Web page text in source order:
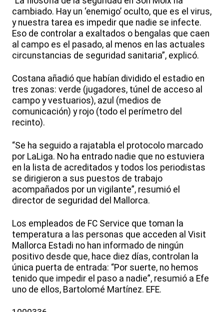
cambiado. Hay un ‘enemigo’ oculto, que es el virus,
y nuestra tarea es impedir que nadie se infecte.
Eso de controlar a exaltados o bengalas que caen
al campo es el pasado, al menos en las actuales
circunstancias de seguridad sanitaria”, explicó.
Costana añadió que habían dividido el estadio en
tres zonas: verde (jugadores, túnel de acceso al
campo y vestuarios), azul (medios de
comunicación) y rojo (todo el perímetro del
recinto).
“Se ha seguido a rajatabla el protocolo marcado
por LaLiga. No ha entrado nadie que no estuviera
en la lista de acreditados y todos los periodistas
se dirigieron a sus puestos de trabajo
acompañados por un vigilante”, resumió el
director de seguridad del Mallorca.
Los empleados de FC Service que toman la
temperatura a las personas que acceden al Visit
Mallorca Estadi no han informado de ningún
positivo desde que, hace diez días, controlan la
única puerta de entrada: “Por suerte, no hemos
tenido que impedir el paso a nadie”, resumió a Efe
uno de ellos, Bartolomé Martínez. EFE.